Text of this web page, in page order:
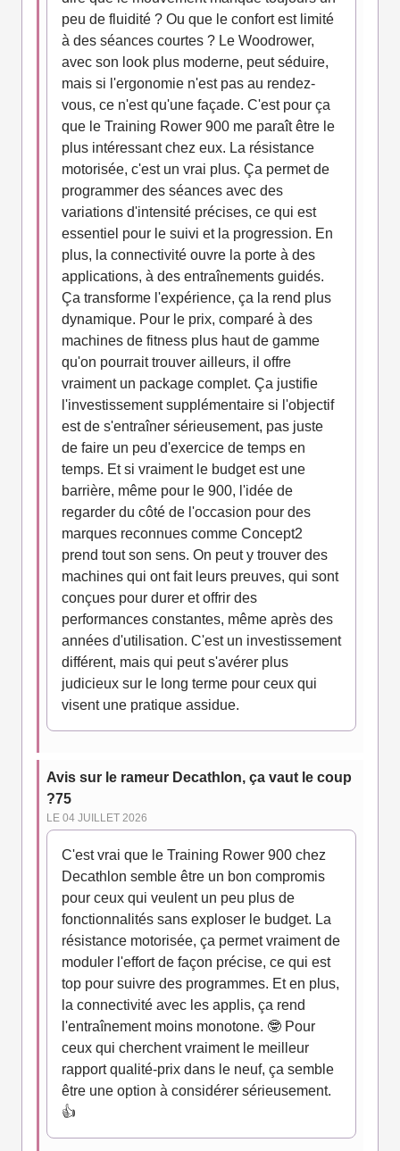
peu de fluidité ? Ou que le confort est limité
à des séances courtes ? Le Woodrower,
avec son look plus moderne, peut séduire,
mais si l'ergonomie n'est pas au rendez-
vous, ce n'est qu'une façade. C'est pour ça
que le Training Rower 900 me paraît être le
plus intéressant chez eux. La résistance
motorisée, c'est un vrai plus. Ça permet de
programmer des séances avec des
variations d'intensité précises, ce qui est
essentiel pour le suivi et la progression. En
plus, la connectivité ouvre la porte à des
applications, à des entraînements guidés.
Ça transforme l'expérience, ça la rend plus
dynamique. Pour le prix, comparé à des
machines de fitness plus haut de gamme
qu'on pourrait trouver ailleurs, il offre
vraiment un package complet. Ça justifie
l'investissement supplémentaire si l'objectif
est de s'entraîner sérieusement, pas juste
de faire un peu d'exercice de temps en
temps. Et si vraiment le budget est une
barrière, même pour le 900, l'idée de
regarder du côté de l'occasion pour des
marques reconnues comme Concept2
prend tout son sens. On peut y trouver des
machines qui ont fait leurs preuves, qui sont
conçues pour durer et offrir des
performances constantes, même après des
années d'utilisation. C'est un investissement
différent, mais qui peut s'avérer plus
judicieux sur le long terme pour ceux qui
visent une pratique assidue.
Avis sur le rameur Decathlon, ça vaut le coup
?75
LE 04 JUILLET 2026
C'est vrai que le Training Rower 900 chez
Decathlon semble être un bon compromis
pour ceux qui veulent un peu plus de
fonctionnalités sans exploser le budget. La
résistance motorisée, ça permet vraiment de
moduler l'effort de façon précise, ce qui est
top pour suivre des programmes. Et en plus,
la connectivité avec les applis, ça rend
l'entraînement moins monotone. 🤓 Pour
ceux qui cherchent vraiment le meilleur
rapport qualité-prix dans le neuf, ça semble
être une option à considérer sérieusement.
👍